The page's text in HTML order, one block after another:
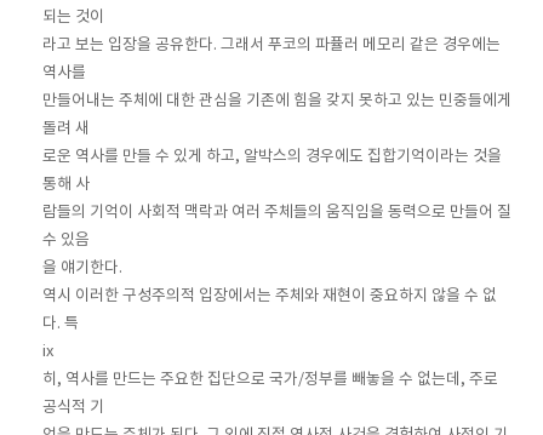
되는 것이
라고 보는 입장을 공유한다. 그래서 푸코의 파퓰러 메모리 같은 경우에는
역사를
만들어내는 주체에 대한 관심을 기존에 힘을 갖지 못하고 있는 민중들에게
돌려 새
로운 역사를 만들 수 있게 하고, 알박스의 경우에도 집합기억이라는 것을
통해 사
람들의 기억이 사회적 맥락과 여러 주체들의 움직임을 동력으로 만들어 질
수 있음
을 얘기한다.
역시 이러한 구성주의적 입장에서는 주체와 재현이 중요하지 않을 수 없
다. 특
ix
히, 역사를 만드는 주요한 집단으로 국가/정부를 빼놓을 수 없는데, 주로
공식적 기